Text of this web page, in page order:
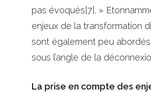
pas évoqués[7]. »
enjeux de la transformation
sont également peu
sous l’angle de la
La prise en compte des